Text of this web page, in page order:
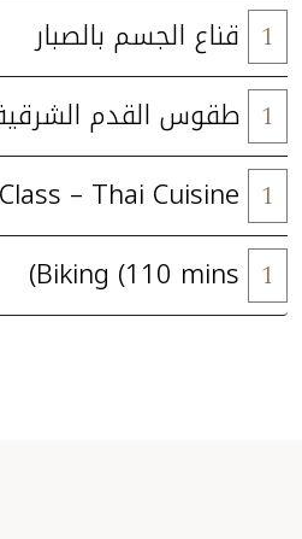
1 قناع الجسم بالصبار
1 طقوس القدم
1
1